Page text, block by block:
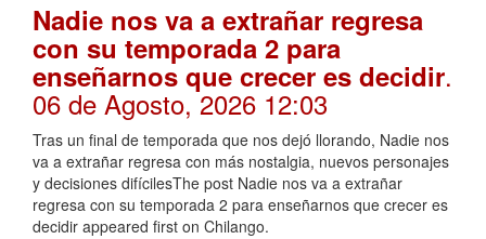
Nadie nos va a extrañar regresa
con su temporada 2 para
enseñarnos que crecer es decidir.
06 de Agosto, 2026 12:03
Tras un final de temporada que nos dejó llorando, Nadie nos
va a extrañar regresa con más nostalgia, nuevos personajes
y decisiones difícilesThe post Nadie nos va a extrañar
regresa con su temporada 2 para enseñarnos que crecer es
decidir appeared first on Chilango.